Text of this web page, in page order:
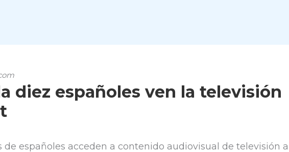
diez españoles ven la televisión
de españoles acceden a contenido audiovisual de televisión a